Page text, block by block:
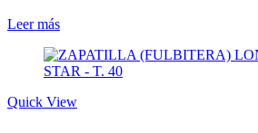
Leer más
Quick View